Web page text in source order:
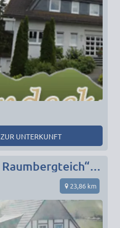
ZUR UNTERKUNFT
Ferienhaus „Zum Raumbergteich“ 1-20 Pers. ab 20€
23,86 km